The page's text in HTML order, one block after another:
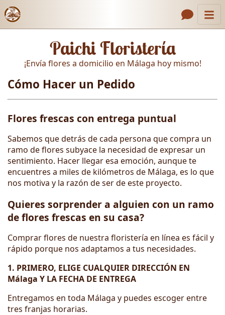
Enlaces de encabezado
Contacto
Galería
Paichi Floristería
¡Envía flores a domicilio en Málaga hoy mismo!
Cómo Hacer un Pedido
Flores frescas con entrega puntual
Sabemos que detrás de cada persona que compra un
ramo de flores subyace la necesidad de expresar un
sentimiento. Hacer llegar esa emoción, aunque te
encuentres a miles de kilómetros de Málaga, es lo que
nos motiva y la razón de ser de este proyecto.
Quieres sorprender a alguien con un ramo
de flores frescas en su casa?
Comprar flores de nuestra floristería en línea es fácil y
rápido porque nos adaptamos a tus necesidades.
1. PRIMERO, ELIGE CUALQUIER DIRECCIÓN EN
Málaga Y LA FECHA DE ENTREGA
Entregamos en toda Málaga y puedes escoger entre
tres franjas horarias.